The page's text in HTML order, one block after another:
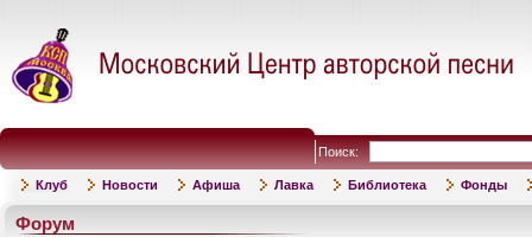
Поиск:
Клуб Новости Афиша Лавка Библиотека Фонды
Форум